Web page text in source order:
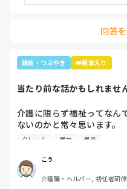
回答
雑談・つぶやき 👑殿堂入り
当たり前な話かもしれませ
介護に限らず福祉ってなん
ないのかと常々思います。
いる感じは否めません。
特に、利用者からの暴力・
までも我慢するのは心情
クレーム 暴力 暴言
こう
介護職・ヘルパー, 初任者研